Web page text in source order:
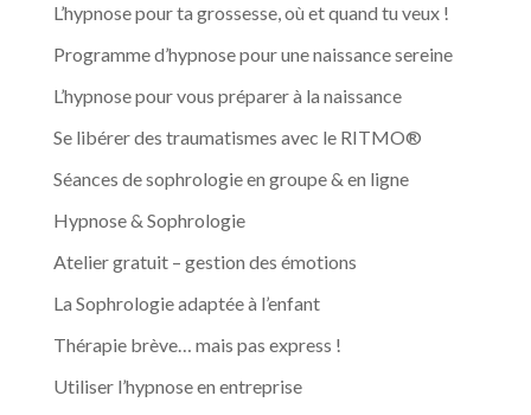
L’hypnose pour ta grossesse, où et quand tu veux !
Programme d’hypnose pour une naissance sereine
L’hypnose pour vous préparer à la naissance
Se libérer des traumatismes avec le RITMO®
Séances de sophrologie en groupe & en ligne
Hypnose & Sophrologie
Atelier gratuit – gestion des émotions
La Sophrologie adaptée à l’enfant
Thérapie brève… mais pas express !
Utiliser l’hypnose en entreprise